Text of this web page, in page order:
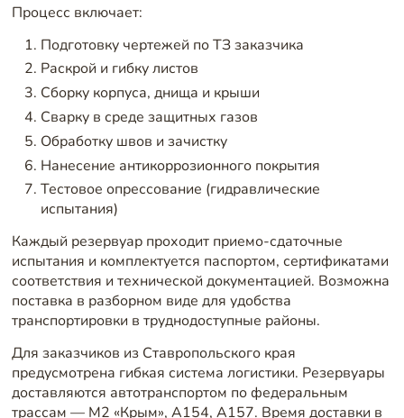
Процесс включает:
Подготовку чертежей по ТЗ заказчика
Раскрой и гибку листов
Сборку корпуса, днища и крыши
Сварку в среде защитных газов
Обработку швов и зачистку
Нанесение антикоррозионного покрытия
Тестовое опрессование (гидравлические
испытания)
Каждый резервуар проходит приемо-сдаточные
испытания и комплектуется паспортом, сертификатами
соответствия и технической документацией. Возможна
поставка в разборном виде для удобства
транспортировки в труднодоступные районы.
Для заказчиков из Ставропольского края
предусмотрена гибкая система логистики. Резервуары
доставляются автотранспортом по федеральным
трассам — М2 «Крым», А154, А157. Время доставки в